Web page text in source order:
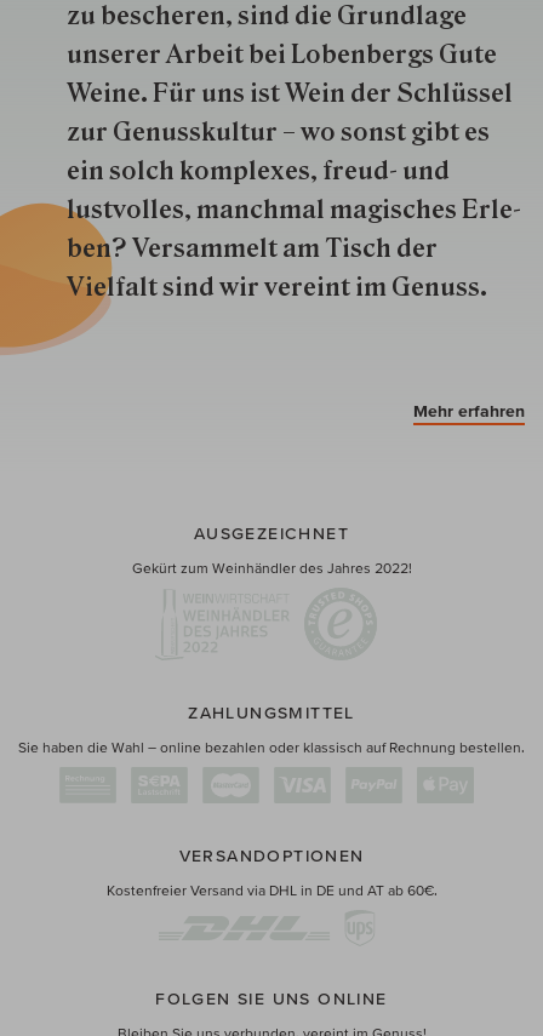
zu besche­ren, sind die Grund­lage
unserer Arbeit bei Lobenbergs Gute
Weine. Für uns ist Wein der Schlüs­sel
zur Genuss­kultur – wo sonst gibt es
ein solch kom­plexes, freud- und
lustvolles, manchmal ma­gisch­es Er­le­
ben? Versammelt am Tisch der
Vielfalt sind wir ver­eint im Genuss.
Mehr erfahren
AUSGEZEICHNET
Gekürt zum Weinhändler des Jahres 2022!
ZAHLUNGSMITTEL
Sie haben die Wahl – online bezahlen oder klassisch auf Rechnung bestellen.
VERSANDOPTIONEN
Kostenfreier Versand via DHL in DE und AT ab 60€.
FOLGEN SIE UNS ONLINE